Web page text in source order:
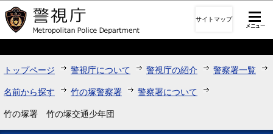
このページの本文へ移動
サイトマップ
トップページ 警視庁について 警視庁の紹介 警察署一覧
名前から探す 竹の塚警察署 警察署について
竹の塚署 竹の塚交通少年団